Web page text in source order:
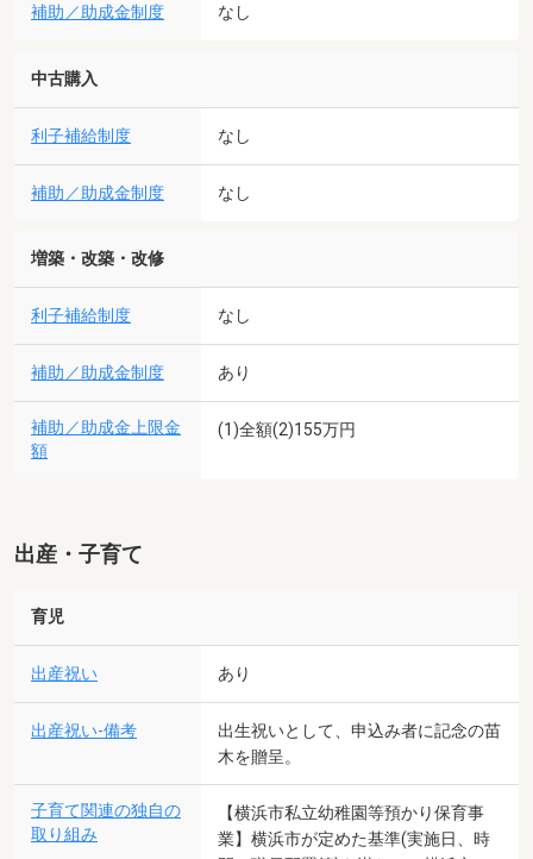
補助／助成金制度 なし
中古購入
利子補給制度 なし
補助／助成金制度 なし
増築・改築・改修
利子補給制度 なし
補助／助成金制度 あり
補助／助成金上限金
額
(1)全額(2)155万円
出産・子育て
育児
出産祝い あり
出産祝い-備考
出生祝いとして、申込み者に記念の苗
木を贈呈。
子育て関連の独自の
取り組み
【横浜市私立幼稚園等預かり保育事
業】横浜市が定めた基準(実施日、時